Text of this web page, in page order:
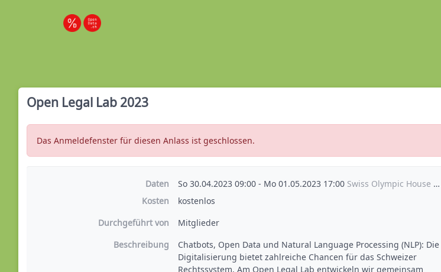
Open Legal Lab 2023
Das Anmeldefenster für diesen Anlass ist geschlossen.
Daten So 30.04.2023 09:00 - Mo 01.05.2023 17:00 Swiss Olympic House Magglingen
Kosten
kostenlos
Durchgeführt von
Mitglieder
Beschreibung
Chatbots, Open Data und Natural Language Processing (NLP): Die
Digitalisierung bietet zahlreiche Chancen für das Schweizer
Rechtssystem. Am Open Legal Lab entwickeln wir gemeinsam